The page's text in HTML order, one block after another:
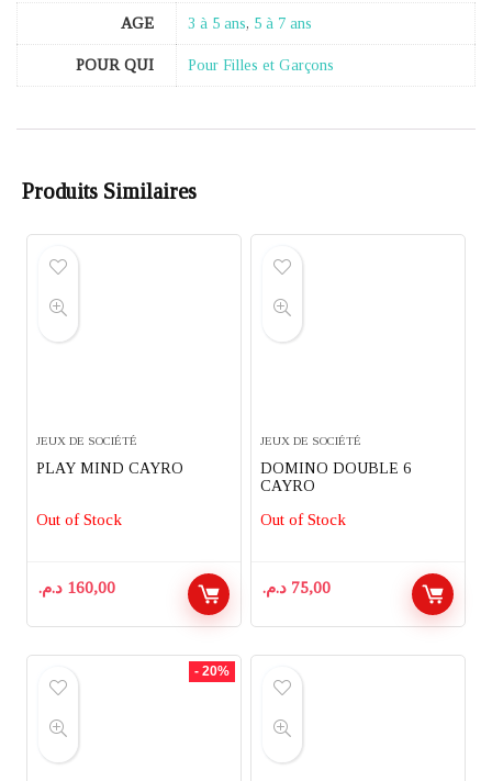
AGE 3 à 5 ans, 5 à 7 ans
POUR QUI Pour Filles et Garçons
Produits Similaires
JEUX DE SOCIÉTÉ
PLAY MIND CAYRO
Out of Stock
160,00 د.م.
JEUX DE SOCIÉTÉ
DOMINO DOUBLE 6
CAYRO
Out of Stock
75,00 د.م.
- 20%